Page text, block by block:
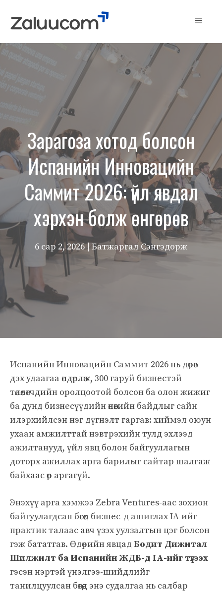
Menu
Зарагоза хотод болсон
Испанийн Инновацийн
Саммит 2026: үйл явдал
хэрхэн болж өнгөрөв
6 сар 2, 2026 | Батжаргал Сэнгэдорж
Испанийн Инновацийн Саммит 2026 нь дөрөв
дэх удаагаа өндөрлөж, 300 гаруй бизнестэй
төлөөлөгчдийн оролцоотой болсон ба олон жижиг
ба дунд бизнесүүдийн өнөөгийн байдлыг сайн
илэрхийлсэн нэг дүгнэлт гаргав: хиймэл оюун
ухаан амжилттай нэвтрэхийн тулд эхлээд
ажилтанууд, үйл явц болон байгууллагын
доторх ажиллах арга барилыг сайтар шалгаж
байхаас өөр аргагүй.
Энэхүү арга хэмжээ Zebra Ventures-аас зохион
байгуулагдсан бөгөөд бизнес-д ашиглах IA-ийг
практик талаас авч үзэх уулзалтын цэг болсон
гэж бататгав. Өдөрийн явцад Бодит Дижитал
Шилжилт ба Испанийн ЖДБ-д IA-ийг түгээх
гэсэн нэртэй үнэлгээ-шийдлийг
танилцуулсан бөгөөд энэ судалгаа нь салбар